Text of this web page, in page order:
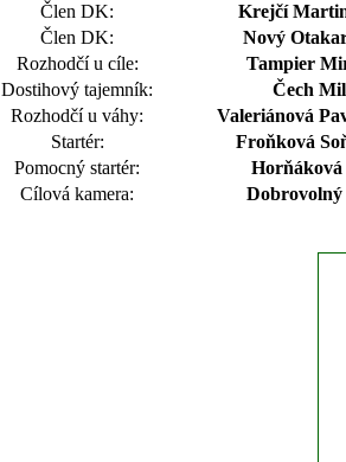
Člen DK:
Krejčí
Člen DK:
Nový
Rozhodčí u cíle:
Tampier
Dostihový tajemník:
Čech
Rozhodčí u váhy:
Valeriánová
Startér:
Froňková
Pomocný startér:
Horňáková
Cílová kamera: